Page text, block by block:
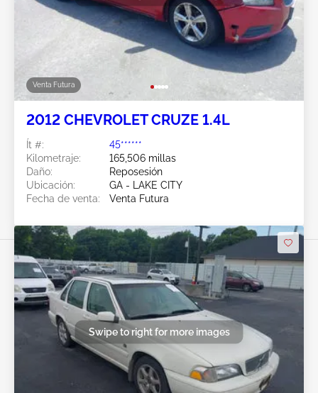
Venta Futura
2012 CHEVROLET CRUZE 1.4L
Ít #:
45******
Kilometraje:
165,506 millas
Daño:
Reposesión
Ubicación:
GA - LAKE CITY
Fecha de venta:
Venta Futura
Swipe to right for more images